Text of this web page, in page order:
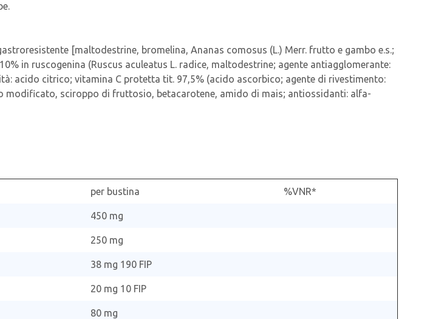
[maltodestrine, bromelina, Ananas comosus (L.) Merr. frutto e gambo e.s.;
in ruscogenina (Ruscus aculeatus L. radice, maltodestrine; agente antiagglomerante:
acido citrico; vitamina C protetta tit. 97,5% (acido ascorbico; agente di rivestimento:
modificato, sciroppo di fruttosio, betacarotene, amido di mais; antiossidanti: alfa-
per bustina %VNR*
450 mg
250 mg
38 mg 190 FIP
20 mg 10 FIP
80 mg